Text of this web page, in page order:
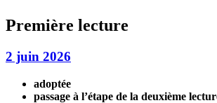
Première lecture
2 juin 2026
adoptée
passage à l’étape de la deuxième